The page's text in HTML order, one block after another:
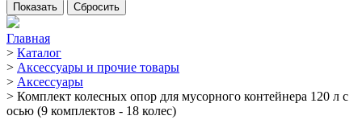
Показать
Сбросить
Главная
> Каталог
> Аксессуары и прочие товары
> Аксессуары
> Комплект колесных опор для мусорного контейнера 120 л с
осью (9 комплектов - 18 колес)